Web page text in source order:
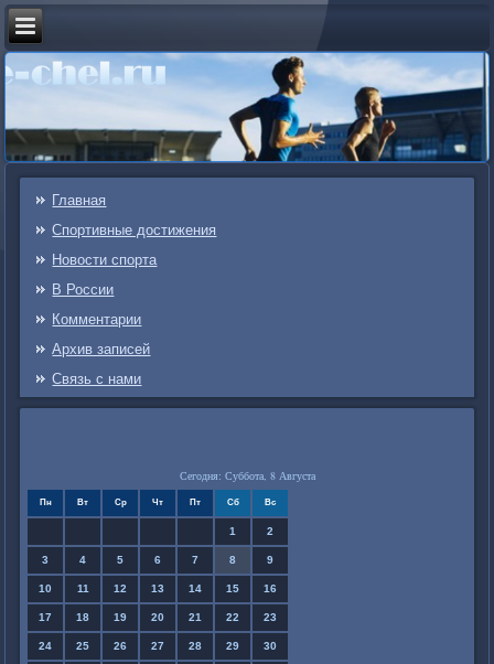
Главная
Спортивные достижения
Новости спорта
В России
Комментарии
Архив записей
Связь c нами
Сегодня: Суббота, 8 Августа
Пн Вт Ср Чт Пт Сб Вс
1 2
3 4 5 6 7 8 9
10 11 12 13 14 15 16
17 18 19 20 21 22 23
24 25 26 27 28 29 30